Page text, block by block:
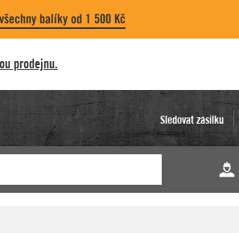
balíky od 1 500 Kč
prodejnu.
Sledovat zásilku